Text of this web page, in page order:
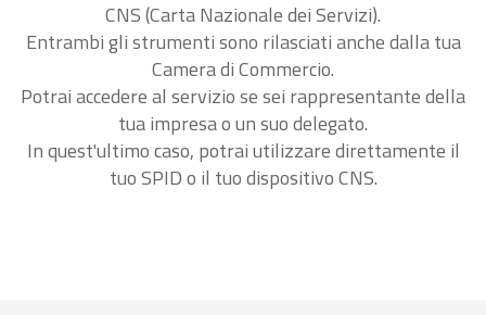
CNS (Carta Nazionale dei Servizi).
Entrambi gli strumenti sono rilasciati anche dalla tua
Camera di Commercio.
Potrai accedere al servizio se sei rappresentante della
tua impresa o un suo delegato.
In quest'ultimo caso, potrai utilizzare direttamente il
tuo SPID o il tuo dispositivo CNS.